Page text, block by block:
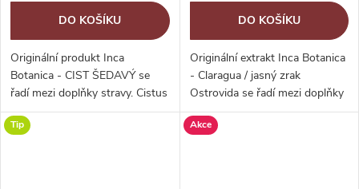
DO KOŠÍKU
Originální produkt Inca
Botanica - CIST ŠEDAVÝ se
řadí mezi doplňky stravy. Cistus
je středně velký stálezelený keř
s výrazně aromatickými a
DO KOŠÍKU
Originální extrakt Inca Botanica
- Claragua / jasný zrak
Ostrovida se řadí mezi doplňky
stravy. Neobsahuje alkohol.
Bylinný extrakt Claragua je
Tip Akce